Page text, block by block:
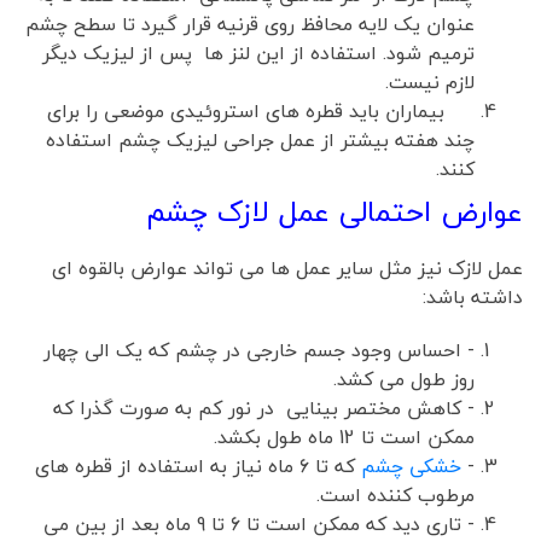
عنوان یک لایه محافظ روی قرنیه قرار گیرد تا سطح چشم
ترمیم شود. استفاده از این لنز ها پس از لیزیک دیگر
لازم نیست.
بیماران باید قطره های استروئیدی موضعی را برای
چند هفته بیشتر از عمل جراحی لیزیک چشم استفاده
کنند.
عوارض احتمالی عمل لازک چشم
عمل لازک نیز مثل سایر عمل ها می تواند عوارض بالقوه ای
داشته باشد:
- احساس وجود جسم خارجی در چشم که یک الی چهار
روز طول می کشد.
- کاهش مختصر بینایی در نور کم به صورت گذرا که
ممکن است تا 12 ماه طول بکشد.
- خشکی چشم
که تا 6 ماه نیاز به استفاده از قطره های
مرطوب کننده است.
- تاری دید که ممکن است تا 6 تا 9 ماه بعد از بین می